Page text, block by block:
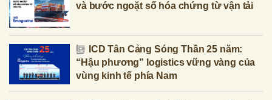
và bước ngoặt số hóa chứng từ vận tải
ICD Tân Cảng Sóng Thần 25 năm:
“Hậu phương” logistics vững vàng của
vùng kinh tế phía Nam